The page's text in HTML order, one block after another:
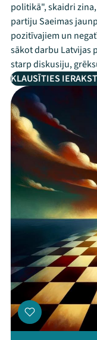
politikā", skaidri
partiju Saeimas
pozitīvajiem un
sākot darbu Latvijas
starp diskusiju,
KLAUSĪTIES